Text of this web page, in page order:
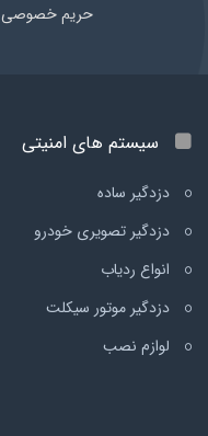
حریم خصوصی
سیستم های امنیتی
دزدگیر ساده
دزدگیر تصویری خودرو
انواع ردیاب
دزدگیر موتور سیکلت
لوازم نصب